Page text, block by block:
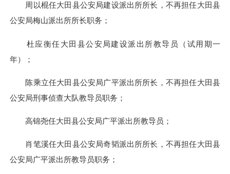
周以棍任大田县公安局建设派出所所长，不再担任大田县
公安局梅山派出所所长职务；
杜应衡任大田县公安局建设派出所教导员（试用期一
年）；
陈乘立任大田县公安局广平派出所所长，不再担任大田县
公安局刑事侦查大队教导员职务；
高锦尧任大田县公安局广平派出所教导员；
肖笔溪任大田县公安局奇韬派出所所长，不再担任大田县
公安局广平派出所教导员职务；